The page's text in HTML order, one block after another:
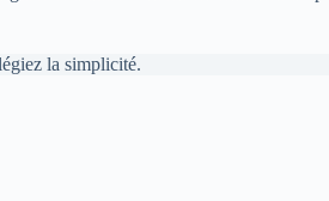
la simplicité.